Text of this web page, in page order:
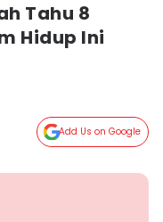
Tahu 8
Hidup Ini
Add Us on Google